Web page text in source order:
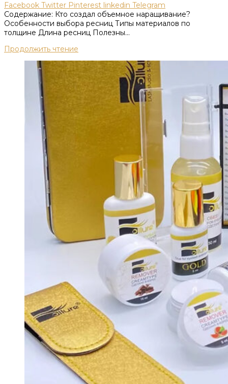
Facebook Twitter Pinterest linkedin Telegram
Содержание: Кто создал объемное наращивание?
Особенности выбора ресниц Типы материалов по
толщине Длина ресниц Полезны...
Продолжить чтение